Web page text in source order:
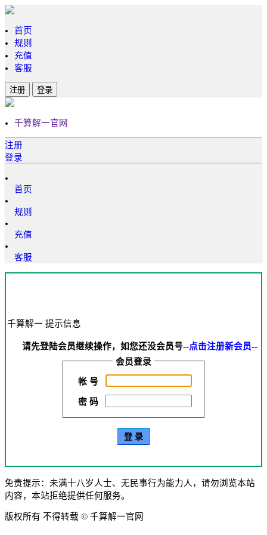
首页
规则
充值
客服
注册 登录
千算解一官网
注册
登录
首页
规则
充值
客服
千算解一 提示信息
请先登陆会员继续操作，如您还没会员号--点击注册新会员--
会员登录
帐 号
密 码
免责提示：未满十八岁人士、无民事行为能力人，请勿浏览本站
内容，本站拒绝提供任何服务。
版权所有 不得转载 © 千算解一官网